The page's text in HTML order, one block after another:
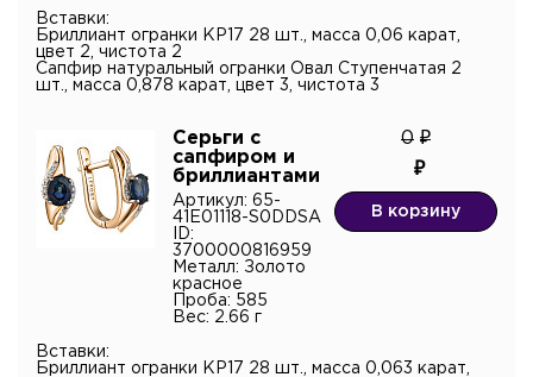
Вставки:
Бриллиант огранки КР17 28 шт., масса 0,06 карат,
цвет 2, чистота 2
Сапфир натуральный огранки Овал Ступенчатая 2
шт., масса 0,878 карат, цвет 3, чистота 3
Серьги с
сапфиром и
бриллиантами
Артикул: 65-
41E01118-S0DDSA
ID:
3700000816959
Металл: Золото
красное
Проба: 585
Вес: 2.66 г
0
В корзину
Вставки:
Бриллиант огранки КР17 28 шт., масса 0,063 карат,